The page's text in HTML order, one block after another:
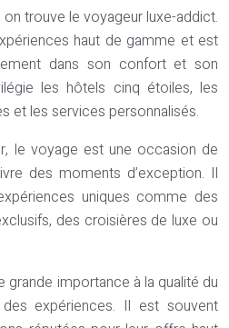
trouve le voyageur luxe-addict.
haut de gamme et est
dans son confort et son
les hôtels cinq étoiles, les
et les services personnalisés.
le voyage est une occasion de
des moments d’exception. Il
uniques comme des
des croisières de luxe ou
grande importance à la qualité du
expériences. Il est souvent